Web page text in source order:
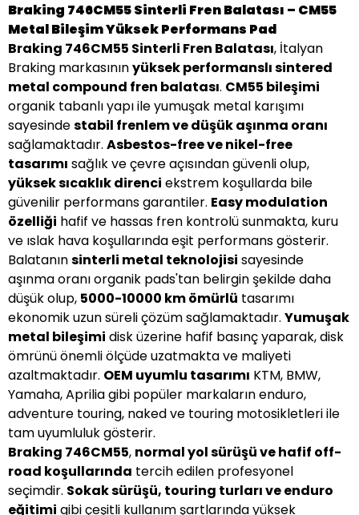
Braking 746CM55 Sinterli Fren Balatası – CM55
Metal Bileşim Yüksek Performans Pad
Braking 746CM55 Sinterli Fren Balatası, İtalyan
Braking markasınınyüksek performanslı sintered
metal compound fren balatası. CM55 bileşimi
organik tabanlı yapı ile yumuşak metal karışımı
sayesindestabil frenlem ve düşük aşınma oranı
sağlamaktadır. Asbestos-free ve nikel-free
tasarımı sağlık ve çevre açısından güvenli olup,
yüksek sıcaklık direnci ekstrem koşullarda bile
güvenilir performans garantiler. Easy modulation
özelliği hafif ve hassas fren kontrolü sunmakta, kuru
ve ıslak hava koşullarında eşit performans gösterir.
Balatanınsinterli metal teknolojisi sayesinde
aşınma oranı organik pads'tan belirgin şekilde daha
düşük olup, 5000-10000 km ömürlü tasarımı
ekonomik uzun süreli çözüm sağlamaktadır. Yumuşak
metal bileşimi disk üzerine hafif basınç yaparak, disk
ömrünü önemli ölçüde uzatmakta ve maliyeti
azaltmaktadır. OEM uyumlu tasarımı KTM, BMW,
Yamaha, Aprilia gibi popüler markaların enduro,
adventure touring, naked ve touring motosikletleri ile
tam uyumluluk gösterir.
Braking 746CM55, normal yol sürüşü ve hafif off-
road koşullarında tercih edilen profesyonel
seçimdir. Sokak sürüşü, touring turları ve enduro
eğitimi gibi çeşitli kullanım şartlarında yüksek